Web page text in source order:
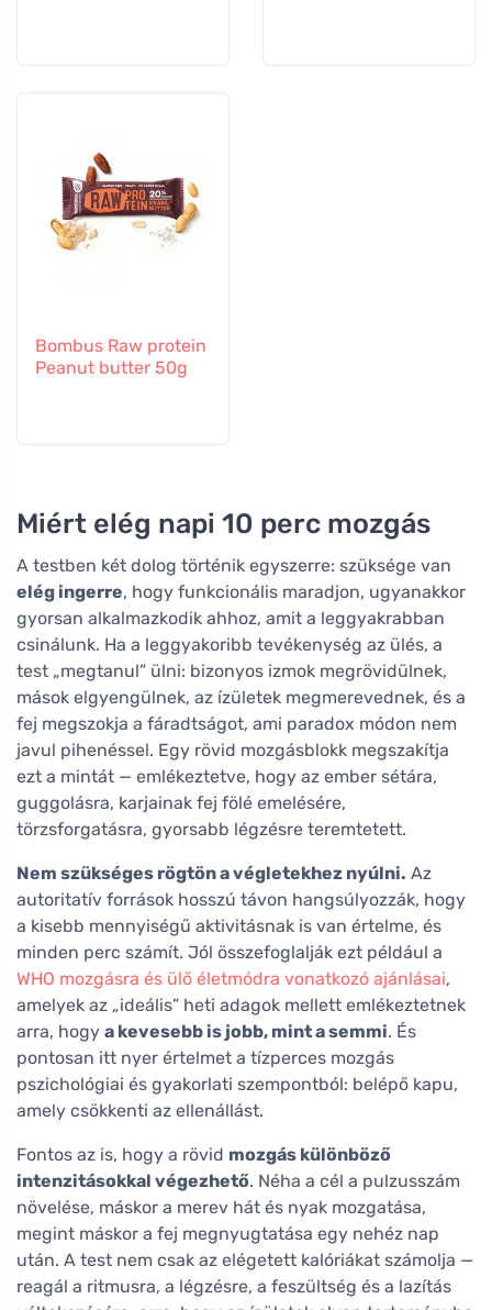
Bombus Raw protein
Peanut butter 50g
Miért elég napi 10 perc mozgás
A testben két dolog történik egyszerre: szüksége van
elég ingerre, hogy funkcionális maradjon, ugyanakkor
gyorsan alkalmazkodik ahhoz, amit a leggyakrabban
csinálunk. Ha a leggyakoribb tevékenység az ülés, a
test „megtanul” ülni: bizonyos izmok megrövidülnek,
mások elgyengülnek, az ízületek megmerevednek, és a
fej megszokja a fáradtságot, ami paradox módon nem
javul pihenéssel. Egy rövid mozgásblokk megszakítja
ezt a mintát — emlékeztetve, hogy az ember sétára,
guggolásra, karjainak fej fölé emelésére,
törzsforgatásra, gyorsabb légzésre teremtetett.
Nem szükséges rögtön a végletekhez nyúlni. Az
autoritatív források hosszú távon hangsúlyozzák, hogy
a kisebb mennyiségű aktivitásnak is van értelme, és
minden perc számít. Jól összefoglalják ezt például a
WHO mozgásra és ülő életmódra vonatkozó ajánlásai,
amelyek az „ideális” heti adagok mellett emlékeztetnek
arra, hogy a kevesebb is jobb, mint a semmi. És
pontosan itt nyer értelmet a tízperces mozgás
pszichológiai és gyakorlati szempontból: belépő kapu,
amely csökkenti az ellenállást.
Fontos az is, hogy a rövid mozgás különböző
intenzitásokkal végezhető. Néha a cél a pulzusszám
növelése, máskor a merev hát és nyak mozgatása,
megint máskor a fej megnyugtatása egy nehéz nap
után. A test nem csak az elégetett kalóriákat számolja —
reagál a ritmusra, a légzésre, a feszültség és a lazítás